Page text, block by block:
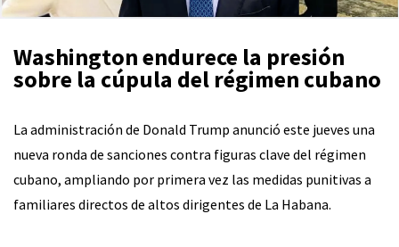
Washington endurece la presión
sobre la cúpula del régimen cubano
La administración de Donald Trump anunció este jueves una
nueva ronda de sanciones contra figuras clave del régimen
cubano, ampliando por primera vez las medidas punitivas a
familiares directos de altos dirigentes de La Habana.